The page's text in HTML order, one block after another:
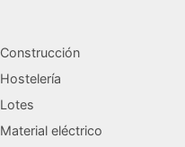
Construcción
Hostelería
Lotes
Material eléctrico